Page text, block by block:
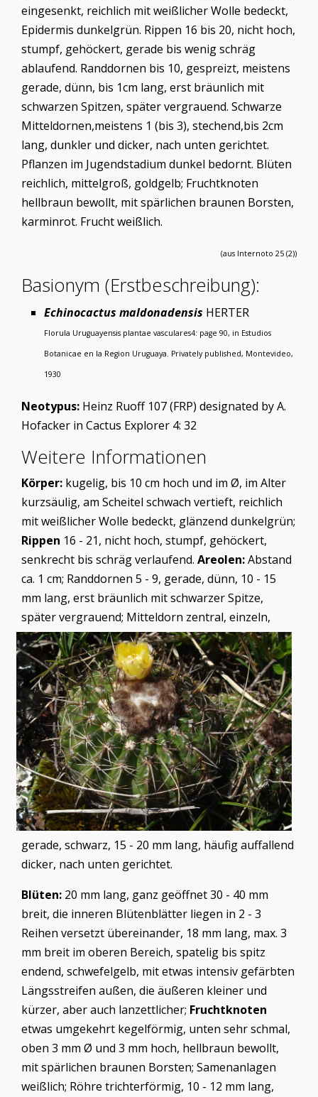
eingesenkt, reichlich mit weißlicher Wolle bedeckt,
Epidermis dunkelgrün. Rippen 16 bis 20, nicht hoch,
stumpf, gehöckert, gerade bis wenig schräg
ablaufend. Randdornen bis 10, gespreizt, meistens
gerade, dünn, bis 1cm lang, erst bräunlich mit
schwarzen Spitzen, später vergrauend. Schwarze
Mitteldornen,meistens 1 (bis 3), stechend,bis 2cm
lang, dunkler und dicker, nach unten gerichtet.
Pflanzen im Jugendstadium dunkel bedornt. Blüten
reichlich, mittelgroß, goldgelb; Fruchtknoten
hellbraun bewollt, mit spärlichen braunen Borsten,
karminrot. Frucht weißlich.
(aus Internoto 25 (2))
Basionym (Erstbeschreibung):
Echinocactus maldonadensis HERTER
Florula Uruguayensis plantae vasculares4: page 90, in Estudios
Botanicae en la Region Uruguaya. Privately published, Montevideo,
1930
Neotypus: Heinz Ruoff 107 (FRP) designated by A.
Hofacker in Cactus Explorer 4: 32
Weitere Informationen
Körper: kugelig, bis 10 cm hoch und im Ø, im Alter
kurzsäulig, am Scheitel schwach vertieft, reichlich
mit weißlicher Wolle bedeckt, glänzend dunkelgrün;
Rippen 16 - 21, nicht hoch, stumpf, gehöckert,
senkrecht bis schräg verlaufend. Areolen:Abstand
ca. 1 cm; Randdornen 5 - 9, gerade, dünn, 10 - 15
mm lang, erst bräunlich mit schwarzer Spitze,
später vergrauend; Mitteldorn zentral, einzeln,
gerade, schwarz, 15 - 20 mm lang, häufig auffallend
dicker, nach unten gerichtet.
Blüten: 20 mm lang, ganz geöffnet 30 - 40 mm
breit, die inneren Blütenblätter liegen in 2 - 3
Reihen versetzt übereinander, 18 mm lang, max. 3
mm breit im oberen Bereich, spatelig bis spitz
endend, schwefelgelb, mit etwas intensiv gefärbten
Längsstreifen außen, die äußeren kleiner und
kürzer, aber auch lanzettlicher; Fruchtknoten
etwas umgekehrt kegelförmig, unten sehr schmal,
oben 3 mm Ø und 3 mm hoch, hellbraun bewollt,
mit spärlichen braunen Borsten; Samenanlagen
weißlich; Röhre trichterförmig, 10 - 12 mm lang,